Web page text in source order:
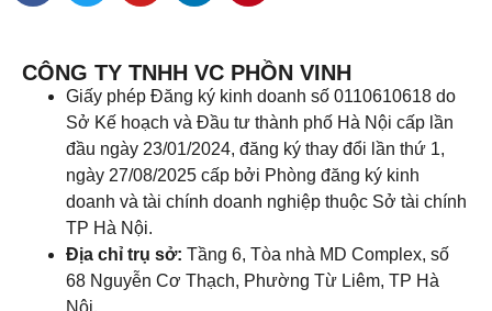
CÔNG TY TNHH VC PHỒN VINH
Giấy phép Đăng ký kinh doanh số 0110610618 do
Sở Kế hoạch và Đầu tư thành phố Hà Nội cấp lần
đầu ngày 23/01/2024, đăng ký thay đổi lần thứ 1,
ngày 27/08/2025 cấp bởi Phòng đăng ký kinh
doanh và tài chính doanh nghiệp thuộc Sở tài chính
TP Hà Nội.
Địa chỉ trụ sở: Tầng 6, Tòa nhà MD Complex, số
68 Nguyễn Cơ Thạch, Phường Từ Liêm, TP Hà